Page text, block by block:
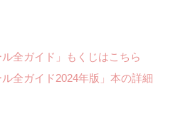
全ガイド」もくじはこちら
全ガイド2024年版」本の詳細